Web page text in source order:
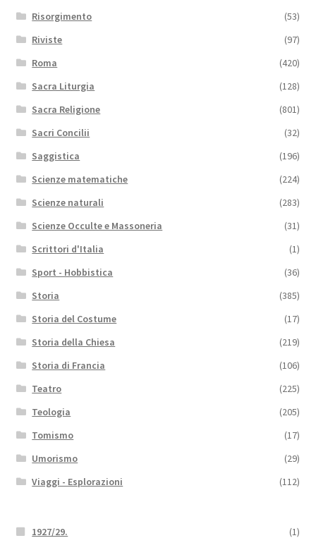
Risorgimento
(53)
Riviste
(97)
Roma
(420)
Sacra Liturgia
(128)
Sacra Religione
(801)
Sacri Concilii
(32)
Saggistica
(196)
Scienze matematiche
(224)
Scienze naturali
(283)
Scienze Occulte e Massoneria
(31)
Scrittori d'Italia
(1)
Sport - Hobbistica
(36)
Storia
(385)
Storia del Costume
(17)
Storia della Chiesa
(219)
Storia di Francia
(106)
Teatro
(225)
Teologia
(205)
Tomismo
(17)
Umorismo
(29)
Viaggi - Esplorazioni
(112)
1927/29. (1)